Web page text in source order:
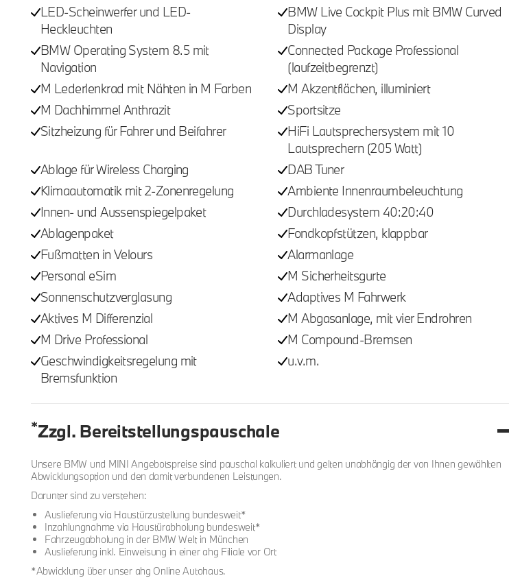
LED-Scheinwerfer und LED-
Heckleuchten
BMW Live Cockpit Plus mit BMW Curved
Display
BMW Operating System 8.5 mit
Navigation
Connected Package Professional
(laufzeitbegrenzt)
M Lederlenkrad mit Nähten in M Farben
M Akzentflächen, illuminiert
M Dachhimmel Anthrazit
Sportsitze
Sitzheizung für Fahrer und Beifahrer
HiFi Lautsprechersystem mit 10
Lautsprechern (205 Watt)
Ablage für Wireless Charging
DAB Tuner
Klimaautomatik mit 2-Zonenregelung
Ambiente Innenraumbeleuchtung
Innen- und Aussenspiegelpaket
Durchladesystem 40:20:40
Ablagenpaket
Fondkopfstützen, klappbar
Fußmatten in Velours
Alarmanlage
Personal eSim
M Sicherheitsgurte
Sonnenschutzverglasung
Adaptives M Fahrwerk
Aktives M Differenzial
M Abgasanlage, mit vier Endrohren
M Drive Professional
M Compound-Bremsen
Geschwindigkeitsregelung mit
Bremsfunktion
u.v.m.
*Zzgl. Bereitstellungspauschale
Unsere BMW und MINI Angebotspreise sind pauschal kalkuliert und gelten unabhängig der von Ihnen gewählten
Abwicklungsoption und den damit verbundenen Leistungen.
Darunter sind zu verstehen:
Auslieferung via Haustürzustellung bundesweit*
Inzahlungnahme via Haustürabholung bundesweit*
Fahrzeugabholung in der BMW Welt in München
Auslieferung inkl. Einweisung in einer ahg Filiale vor Ort
*Abwicklung über unser ahg Online Autohaus.